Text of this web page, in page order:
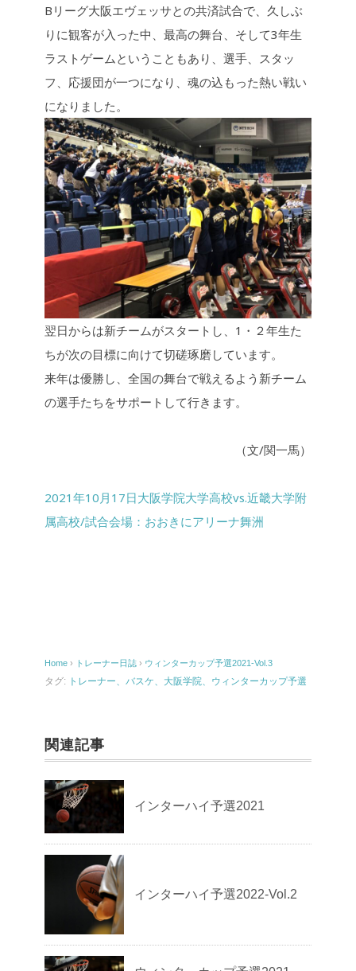
Bリーグ大阪エヴェッサとの共済試合で、久しぶ
りに観客が入った中、最高の舞台、そして3年生
ラストゲームということもあり、選手、スタッ
フ、応援団が一つになり、魂の込もった熱い戦い
になりました。
翌日からは新チームがスタートし、1・２年生た
ちが次の目標に向けて切磋琢磨しています。
来年は優勝し、全国の舞台で戦えるよう新チーム
の選手たちをサポートして行きます。
（文/関一馬）
2021年10月17日大阪学院大学高校vs.近畿大学附
属高校/試合会場：おおきにアリーナ舞洲
Home › トレーナー日誌 › ウィンターカップ予選2021-Vol.3
タグ: トレーナー、バスケ、大阪学院、ウィンターカップ予選
関連記事
インターハイ予選2021
インターハイ予選2022-Vol.2